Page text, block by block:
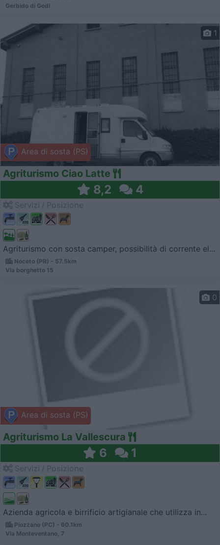
Gerbido di Godi
Area di sosta (PS)
1
Agriturismo Ciao Latte
8,2 4
Agriturismo con sosta camper, possibilità di corrente el...
Noceto (PR) - 57.5km
Via borghetto 15
Area di sosta (PS)
0
Agriturismo La Vallescura
6 1
Azienda agricola e birrificio artigianale che utilizza in...
Piozzano (PC) - 60.1km
Via Monteventano, 7